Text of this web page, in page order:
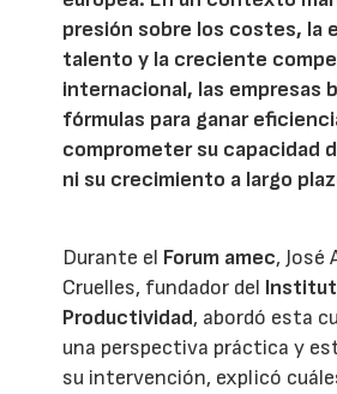
presión sobre los costes, la
talento y la creciente
internacional, las empresas
fórmulas para ganar
comprometer su capacidad
ni su crecimiento a largo
Durante el Forum amec, José
Cruelles, fundador del
Productividad, abordó esta
una perspectiva práctica y
su intervención, explicó